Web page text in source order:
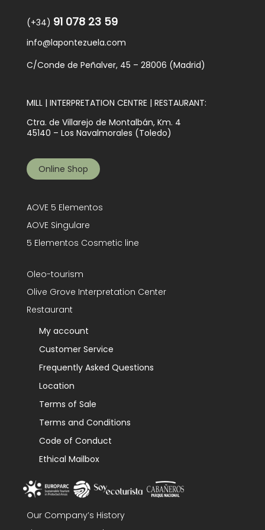
(+34) 91 078 23 59
info@lapontezuela.com
C/Conde de Peñalver, 45 – 28006 (Madrid)
MILL | INTERPRETATION CENTRE | RESTAURANT:
Ctra. de Villarejo de Montalbán, Km. 4
45140 – Los Navalmorales (Toledo)
Online Shop
AOVE 5 Elementos
AOVE Singulare
5 Elementos Cosmetic line
Oleo-tourism
Olive Grove Interpretation Center
Restaurant
My account
Customer Service
Frequently Asked Questions
Location
Terms of Sale
Terms and Conditions
Code of Conduct
Ethical Mailbox
Our Company’s History